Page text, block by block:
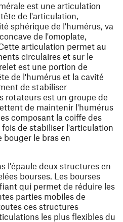
est une articulation
de l'articulation,
sphérique de l'humérus, va
de l'omoplate,
articulation permet au
circulaires et sur le
est une portion de
de l'humérus et la cavité
de stabiliser
rotateurs est un groupe de
de maintenir l'humérus
composant la coiffe des
de stabiliser l'articulation
le bras en
l'épaule deux structures en
bourses. Les bourses
qui permet de réduire les
parties mobiles de
ces structures
les plus flexibles du